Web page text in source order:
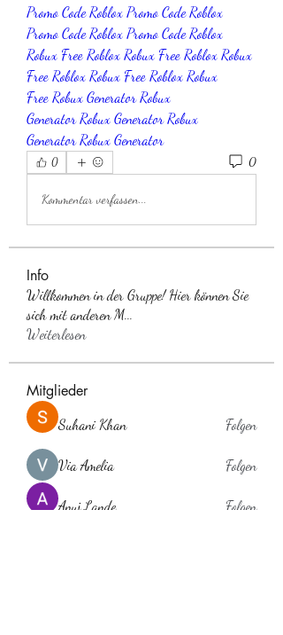
Promo Code Roblox Promo Code Roblox
Promo Code Roblox Promo Code Roblox
Robux Free Roblox Robux Free Roblox Robux
Free Roblox Robux Free Roblox Robux
Free Robux Generator Robux
Generator Robux Generator Robux
Generator Robux Generator
0 0
Kommentar verfassen...
Info
Willkommen in der Gruppe! Hier können Sie
sich mit anderen M
Weiterlesen
Mitglieder
Suhani Khan Folgen
Via Amelia Folgen
Anuj Lande Folgen